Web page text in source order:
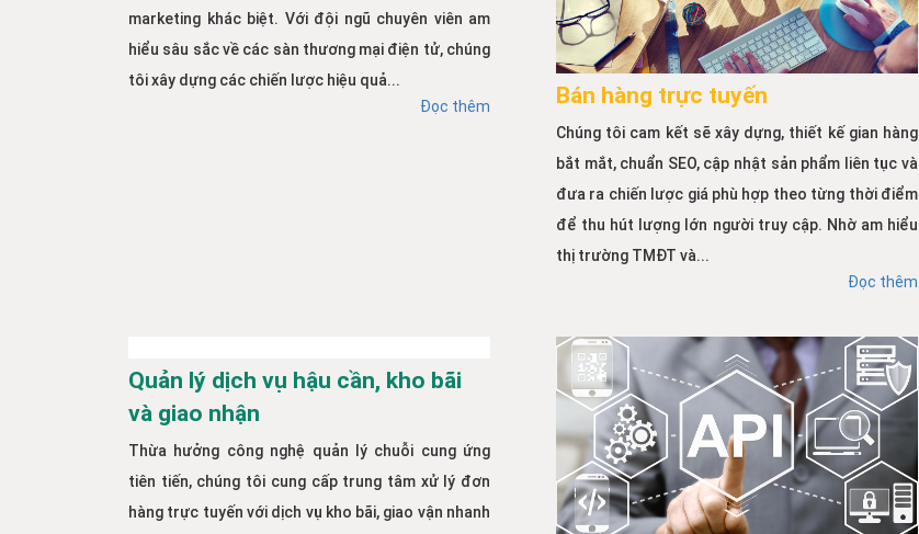
marketing khác biệt. Với đội ngũ chuyên viên am
hiểu sâu sắc về các sàn thương mại điện tử, chúng
tôi xây dựng các chiến lược hiệu quả...
Đọc thêm
Bán hàng trực tuyến
Chúng tôi cam kết sẽ xây dựng, thiết kế gian hàng
bắt mắt, chuẩn SEO, cập nhật sản phẩm liên tục và
đưa ra chiến lược giá phù hợp theo từng thời điểm
để thu hút lượng lớn người truy cập. Nhờ am hiểu
thị trường TMĐT và...
Đọc thêm
Quản lý dịch vụ hậu cần, kho bãi
và giao nhận
Thừa hưởng công nghệ quản lý chuỗi cung ứng
tiên tiến, chúng tôi cung cấp trung tâm xử lý đơn
hàng trực tuyến với dịch vụ kho bãi, giao vận nhanh